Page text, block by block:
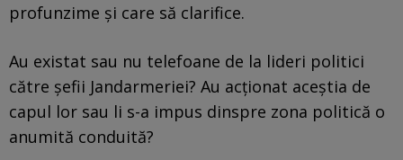
profunzime și care să clarifice.
Au existat sau nu telefoane de la lideri politici
către șefii Jandarmeriei? Au acționat aceștia de
capul lor sau li s-a impus dinspre zona politică o
anumită conduită?